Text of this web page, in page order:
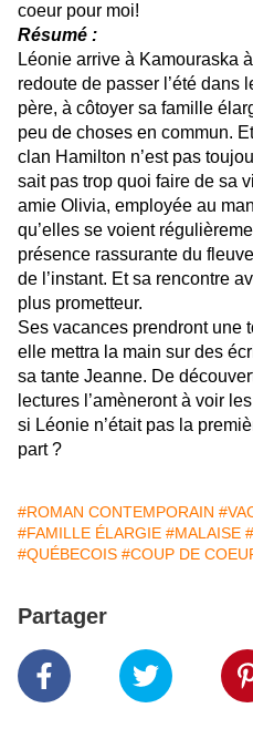
coeur pour moi!
Résumé :
Léonie arrive à Kamouraska
redoute de passer l’été dans
père, à côtoyer sa famille
peu de choses en commun.
clan Hamilton n’est pas
sait pas trop quoi faire de sa
amie Olivia, employée au
qu’elles se voient
présence rassurante du
de l’instant. Et sa rencontre
plus prometteur.
Ses vacances prendront une
elle mettra la main sur des
sa tante Jeanne. De
lectures l’amèneront à voir
si Léonie n’était pas la
part ?
#ROMAN CONTEMPORAIN
#FAMILLE ÉLARGIE #MALAISE
#QUÉBECOIS #COUP DE
Partager